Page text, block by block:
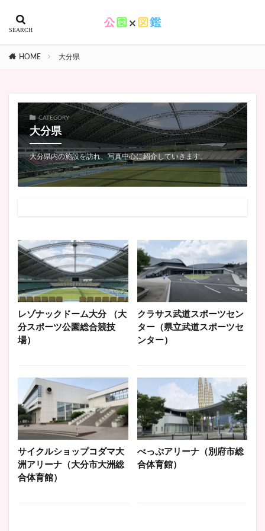
HOME 大分県
CATEGORY
大分県
大分県内の施設を訪れ、写真中心に紹介していきます。
レゾナックドーム大分 （大
分スポーツ公園総合競技
場）
クラサス武道スポーツセン
ター（県立武道スポーツセ
ンター）
サイクルショップコダマ大
洲アリーナ（大分市大洲総
合体育館）
べっぷアリーナ（別府市総
合体育館）